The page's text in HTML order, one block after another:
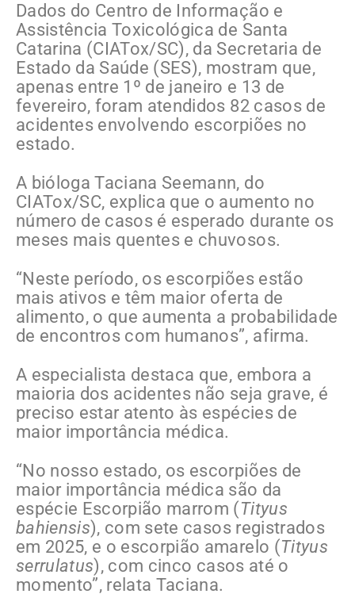
Dados do Centro de Informação e
Assistência Toxicológica de Santa
Catarina (CIATox/SC), da Secretaria de
Estado da Saúde (SES), mostram que,
apenas entre 1º de janeiro e 13 de
fevereiro, foram atendidos 82 casos de
acidentes envolvendo escorpiões no
estado.
A bióloga Taciana Seemann, do
CIATox/SC, explica que o aumento no
número de casos é esperado durante os
meses mais quentes e chuvosos.
“Neste período, os escorpiões estão
mais ativos e têm maior oferta de
alimento, o que aumenta a probabilidade
de encontros com humanos”, afirma.
A especialista destaca que, embora a
maioria dos acidentes não seja grave, é
preciso estar atento às espécies de
maior importância médica.
“No nosso estado, os escorpiões de
maior importância médica são da
espécie Escorpião marrom ( Tityus
bahiensis), com sete casos registrados
em 2025, e o escorpião amarelo (Tityus
serrulatus), com cinco casos até o
momento”, relata Taciana.